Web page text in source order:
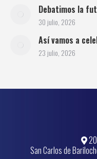
Debatimos la
30 julio, 2026
Así vamos a
23 julio, 2026
San Carlos de